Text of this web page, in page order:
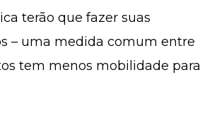
terão que fazer suas
– uma medida comum entre
tem menos mobilidade para